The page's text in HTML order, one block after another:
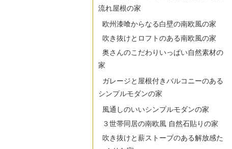
流れ屋根の家
欧州漆喰からなる白壁の南欧風の家
吹き抜けとロフトのある南欧風の家
奥さんのこだわりいっぱい自然素材の
家
ガレージと屋根付きバルコニーのある
シンプルモダンの家
風通しのいいシンプルモダンの家
３世帯同居の南欧風 自然石貼りの家
吹き抜けと薪ストーブのある解放感た